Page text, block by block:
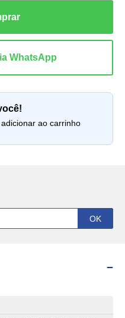
adicionar ao carrinho